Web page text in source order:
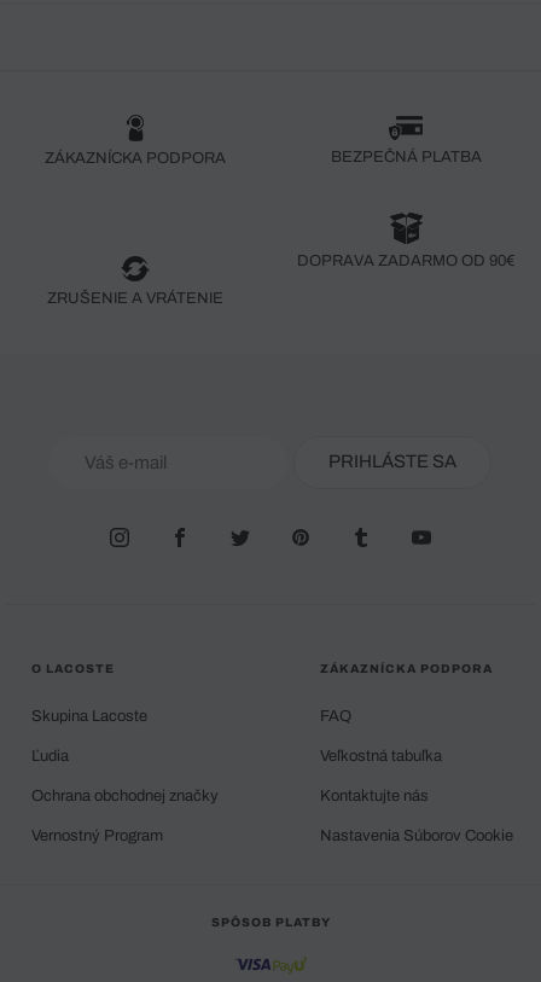
ZÁKAZNÍCKA PODPORA BEZPEČNÁ PLATBA
ZRUŠENIE A VRÁTENIE
DOPRAVA ZADARMO OD 90€
PRIHLÁSTE SA
O LACOSTE
Skupina Lacoste
Ľudia
Ochrana obchodnej značky
Vernostný Program
ZÁKAZNÍCKA PODPORA
FAQ
Veľkostná tabuľka
Kontaktujte nás
Nastavenia Súborov Cookie
SPÔSOB PLATBY